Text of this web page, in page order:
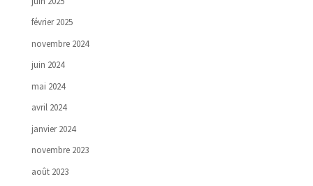
février 2025
novembre 2024
juin 2024
mai 2024
avril 2024
janvier 2024
novembre 2023
août 2023